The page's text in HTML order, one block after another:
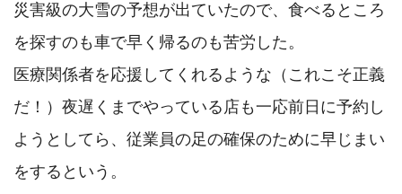
災害級の大雪の予想が出ていたので、食べるところ
を探すのも車で早く帰るのも苦労した。
医療関係者を応援してくれるような（これこそ正義
だ！）夜遅くまでやっている店も一応前日に予約し
ようとしてら、従業員の足の確保のために早じまい
をするという。